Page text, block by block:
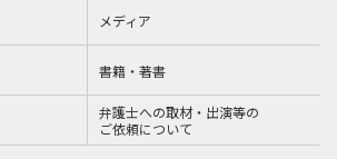
メディア
書籍・著書
弁護士への取材・出演等の
ご依頼について